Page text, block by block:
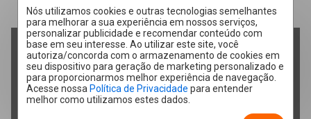
Nós utilizamos cookies e outras tecnologias semelhantes
para melhorar a sua experiência em nossos serviços,
personalizar publicidade e recomendar conteúdo com
base em seu interesse. Ao utilizar este site, você
autoriza/concorda com o armazenamento de cookies em
seu dispositivo para geração de marketing personalizado e
para proporcionarmos melhor experiência de navegação.
Acesse nossa Política de Privacidade para entender
melhor como utilizamos estes dados.